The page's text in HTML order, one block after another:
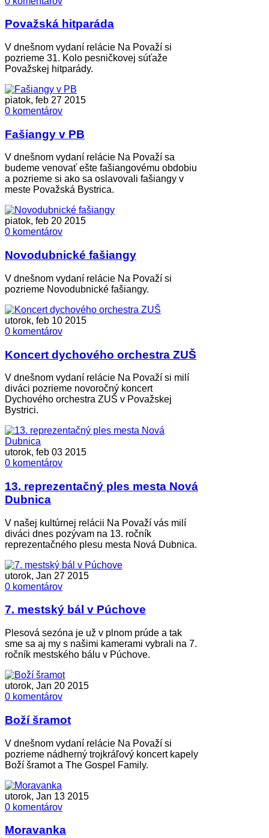
Považská hitparáda
V dnešnom vydaní relácie Na Považí si
pozrieme 31. Kolo pesničkovej súťaže
Považskej hitparády.
piatok, feb 27 2015
0 komentárov
Fašiangy v PB
V dnešnom vydaní relácie Na Považí sa
budeme venovať ešte fašiangovému obdobiu
a pozrieme si ako sa oslavovali fašiangy v
meste Považská Bystrica.
piatok, feb 20 2015
0 komentárov
Novodubnické fašiangy
V dnešnom vydaní relácie Na Považí si
pozrieme Novodubnické fašiangy.
utorok, feb 10 2015
0 komentárov
Koncert dychového orchestra ZUŠ
V dnešnom vydaní relácie Na Považí si milí
diváci pozrieme novoročný koncert
Dychového orchestra ZUŠ v Považskej
Bystrici.
utorok, feb 03 2015
0 komentárov
13. reprezentačný ples mesta Nová
Dubnica
V našej kultúrnej relácii Na Považí vás milí
diváci dnes pozývam na 13. ročník
reprezentačného plesu mesta Nová Dubnica.
utorok, Jan 27 2015
0 komentárov
7. mestský bál v Púchove
Plesová sezóna je už v plnom prúde a tak
sme sa aj my s našimi kamerami vybrali na 7.
ročník mestského bálu v Púchove.
utorok, Jan 20 2015
0 komentárov
Boží šramot
V dnešnom vydaní relácie Na Považí si
pozrieme nádherný trojkráľový koncert kapely
Boží šramot a The Gospel Family.
utorok, Jan 13 2015
0 komentárov
Moravanka